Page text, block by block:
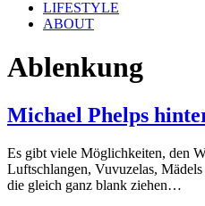
LIFESTYLE
ABOUT
Ablenkung
Michael Phelps
Es gibt viele Möglichkeiten, den
Luftschlangen, Vuvuzelas,
die gleich ganz blank ziehen…